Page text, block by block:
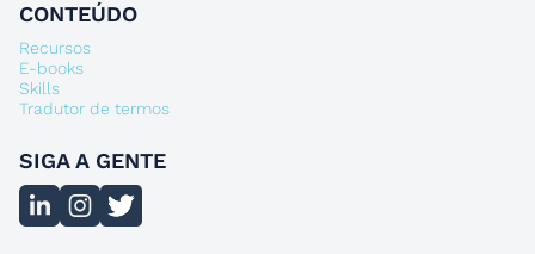
CONTEÚDO
Recursos
E-books
Skills
Tradutor de termos
SIGA A GENTE